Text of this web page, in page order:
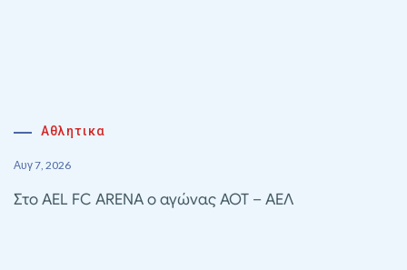
Αθλητικα
Αυγ 7, 2026
Στο AEL FC ARENA ο αγώνας ΑΟΤ – ΑΕΛ